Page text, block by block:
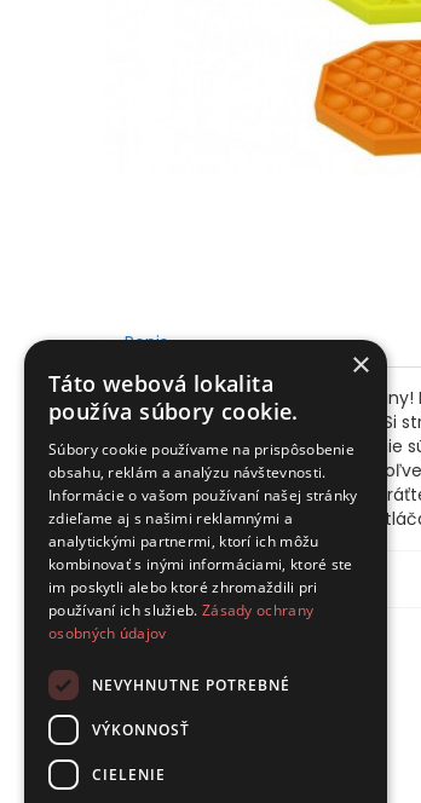
Popis
BUBBLE POPS! - Praskajúce
kto začne hrať ako prvý (napr. Si
vyberie jednu radu, kde zatiaľ nie
ľubovoľný počet bublín v
bublinu. Tento hráč prehral.
tejto variante hry ale môžete
Recenzie (0)
Informácie
Odstúpenie od zmluvy
×
Táto webová lokalita
používa súbory cookie.
Súbory cookie používame na prispôsobenie
obsahu, reklám a analýzu návštevnosti.
Informácie o vašom používaní našej stránky
zdieľame aj s našimi reklamnými a
analytickými partnermi, ktorí ich môžu
kombinovať s inými informáciami, ktoré ste
im poskytli alebo ktoré zhromaždili pri
používaní ich služieb. Zásady ochrany
osobných údajov
NEVYHNUTNE POTREBNÉ
VÝKONNOSŤ
CIELENIE